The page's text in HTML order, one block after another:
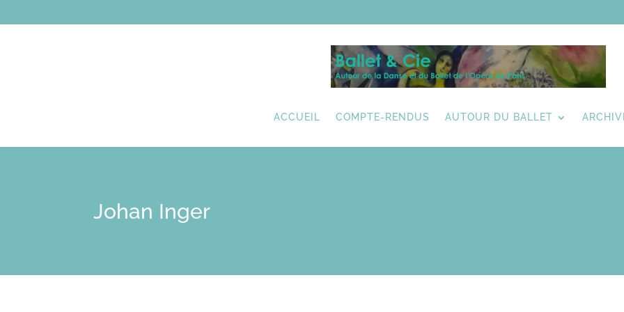
ACCUEIL COMPTE-RENDUS AUTOUR DU BALLET
Johan Inger